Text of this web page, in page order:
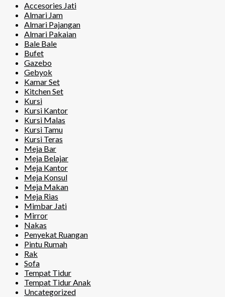
Accesories Jati
Almari Jam
Almari Pajangan
Almari Pakaian
Bale Bale
Bufet
Gazebo
Gebyok
Kamar Set
Kitchen Set
Kursi
Kursi Kantor
Kursi Malas
Kursi Tamu
Kursi Teras
Meja Bar
Meja Belajar
Meja Kantor
Meja Konsul
Meja Makan
Meja Rias
Mimbar Jati
Mirror
Nakas
Penyekat Ruangan
Pintu Rumah
Rak
Sofa
Tempat Tidur
Tempat Tidur Anak
Uncategorized